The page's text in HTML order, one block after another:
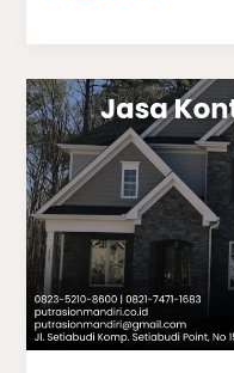
Kontraktor
Renovasi
Rumah
Lama